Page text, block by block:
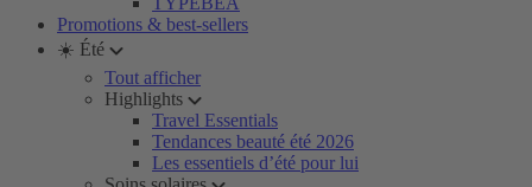
Promotions & best-sellers
☀️ Été
Tout afficher
Highlights
Travel Essentials
Tendances beauté été 2026
Les essentiels d’été pour lui